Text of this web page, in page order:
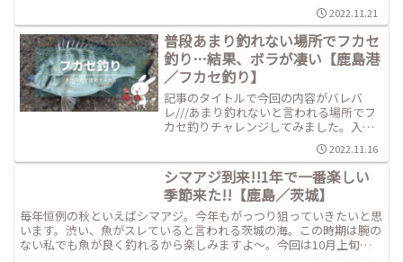
2022.11.21
普段あまり釣れない場所でフカセ
釣り…結果、ボラが凄い【鹿島港
／フカセ釣り】
記事のタイトルで今回の内容がバレバ
レ///あまり釣れないと言われる場所でフ
カセ釣りチャレンジしてみました。入れ
たポイントは深めなのがちょっと心配。
私は表層～中層の釣りしか出来ないもの
で///今回は10月上旬の釣果報告です。
2022.11.16
シマアジ到来!!1年で一番楽しい
季節来た!!【鹿島／茨城】
毎年恒例の秋といえばシマアジ。今年もがっつり狙っていきたいと思
います。渋い、魚がスレていると言われる茨城の海。この時期は腕の
ない私でも魚が良く釣れるから楽しみますよ～。今回は10月上旬の